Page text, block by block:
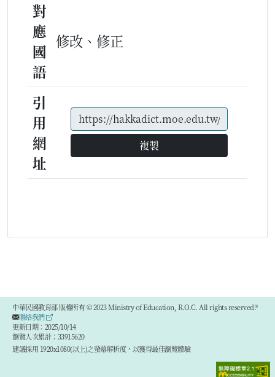
對
應
國
語
修改、修正
引
用
網
址
複製
中華民國教育部 版權所有 © 2023 Ministry of Education, R.O.C. All rights reserved.®
聯絡我們
更新日期：2025/10/14
瀏覽人次累計：33915620
建議採用 1920x1080(以上)之螢幕解析度，以獲得最佳瀏覽體驗